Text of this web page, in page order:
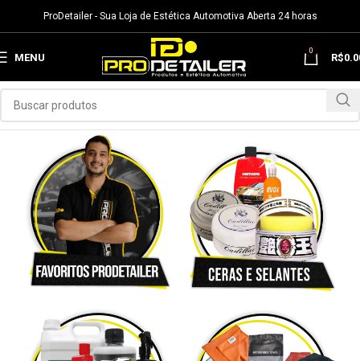
ProDetailer - Sua Loja de Estética Automotiva Aberta 24 horas
MENU
0
R$